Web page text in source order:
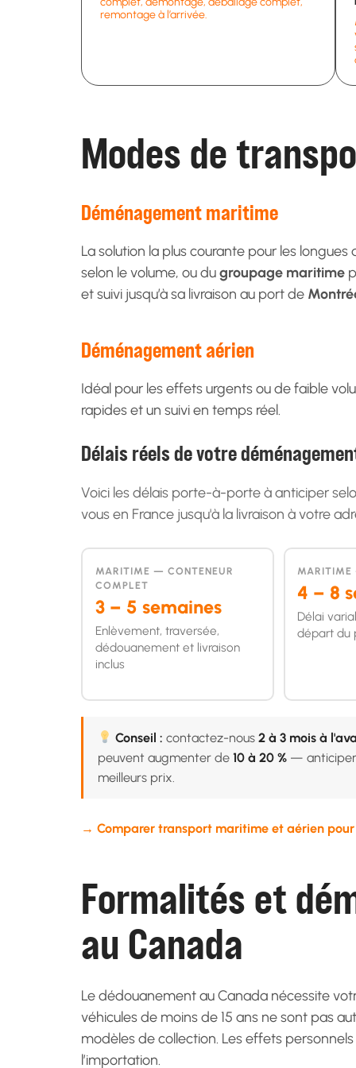
remontage à l’arrivée.
Modes de
Déménagement maritime
La solution la plus courante pour les longues
selon le volume, ou dugroupage maritime
et suivi jusqu’à sa livraison au port de
Déménagement aérien
Idéal pour les effets urgents ou de faible
rapides et un suivi en temps réel.
Délais réels de votre
Voici les délais porte-à-porte à anticiper
vous en France jusqu'à la livraison à votre
MARITIME — CONTENEUR
COMPLET
3 – 5 semaines
Enlèvement, traversée,
dédouanement et livraison
inclus
MARITIME
4 – 8
Délai
départ du
Conseil : contactez-nous2 à 3 mois à
peuvent augmenter de 10 à 20 % — anticiper
meilleurs prix.
→ Comparer transport maritime et aérien
Formalités et
au Canada
Le dédouanement au Canada nécessite
véhicules de moins de 15 ans ne sont pas
modèles de collection. Les effets
l’importation.